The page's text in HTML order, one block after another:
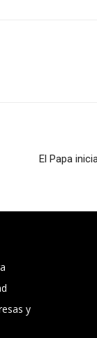
El Papa
y